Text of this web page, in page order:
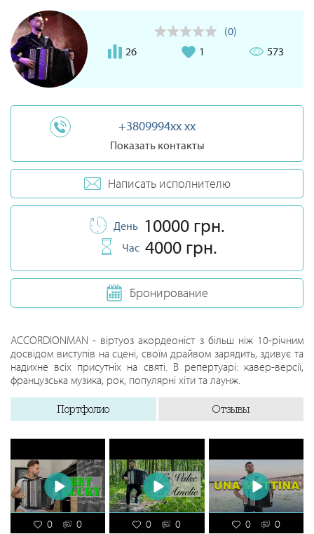
(0)
26
1 573
+3809994xx xx
Показать контакты
Написать исполнителю
День 10000 грн.
Час 4000 грн.
Бронирование
ACCORDIONMAN - віртуоз акордеоніст з більш ніж 10-річним
досвідом виступів на сцені, своїм драйвом зарядить, здивує та
надихне всіх присутніх на святі. В репертуарі: кавер-версії,
французська музика, рок, популярні хіти та лаунж.
Портфолио Отзывы
0 0 0 0 0 0